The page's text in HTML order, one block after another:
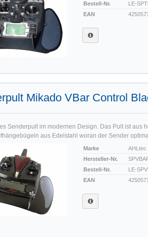
Bestell-Nr.
LE-
EAN
Mikado VBar Control
Senderpult im modernen Design. Das Pult ist aus
aus Edelstahl woran der Sender
Marke
AHLtec
Hersteller-Nr.
Bestell-Nr.
LE-
EAN